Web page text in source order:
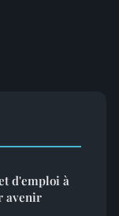
d'emploi à
avenir